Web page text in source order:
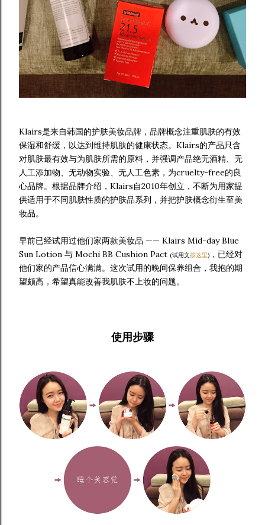
Klairs是来自韩国的护肤美妆品牌，品牌概念注重肌肤的有效
保湿和舒缓，以达到维持肌肤的健康状态。Klairs的产品只含
对肌肤最有效与为肌肤所需的原料，并强调产品绝无酒精、无
人工添加物、无动物实验、无人工色素，为cruelty-free的良
心品牌。根据品牌介绍，Klairs自2010年创立，不断为用家提
供适用于不同肌肤性质的护肤品系列，并把护肤概念衍生至美
妆品。
早前已经试用过他们家两款美妆品 —— Klairs Mid-day Blue
Sun Lotion 与 Mochi BB Cushion Pact (试用文按这里) ，已经对
他们家的产品信心满满。这次试用的晚间保养组合，我抱的期
望颇高，希望真能改善我肌肤不上妆的问题。
使用步骤